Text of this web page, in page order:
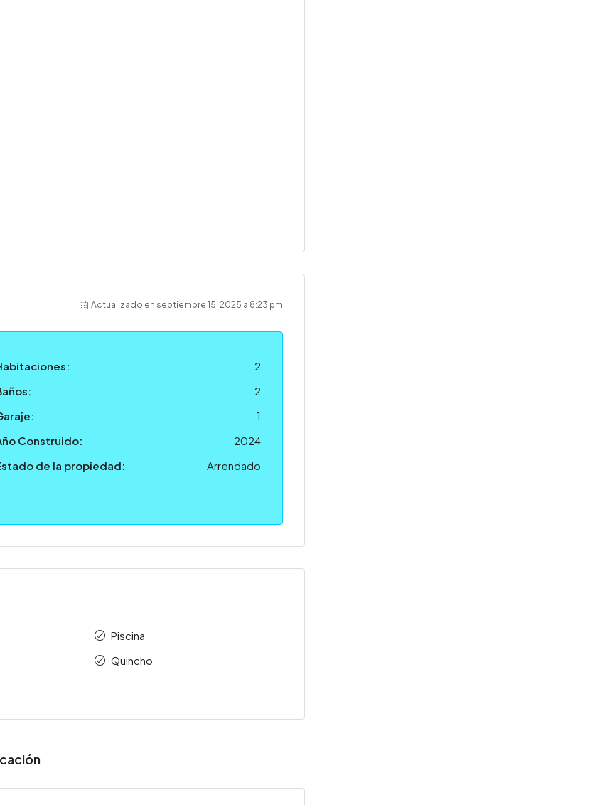
Actualizado en septiembre 15, 2025 a 8:23 pm
2
2
1
Construido:
2024
de la propiedad:
Arrendado
Piscina
Quincho